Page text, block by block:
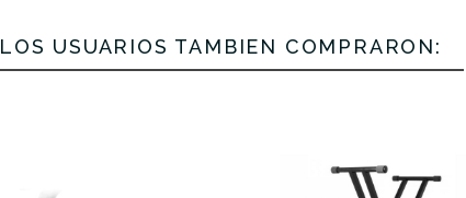
Sets
22,00 €
LOS USUARIOS TAMBIÉN COMPRARON: